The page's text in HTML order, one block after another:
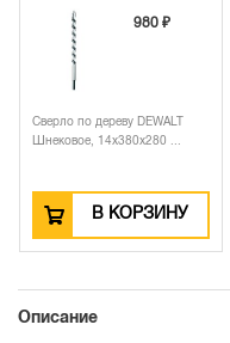
980 ₽
Сверло по дереву DEWALT
Шнековое, 14x380x280 ...
В КОРЗИНУ
Описание